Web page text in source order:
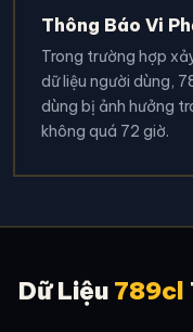
Thông Báo Vi
Trong trường hợp
dữ liệu người dùng,
dùng bị ảnh hưởng
không quá 72 giờ.
Dữ Liệu 789cl